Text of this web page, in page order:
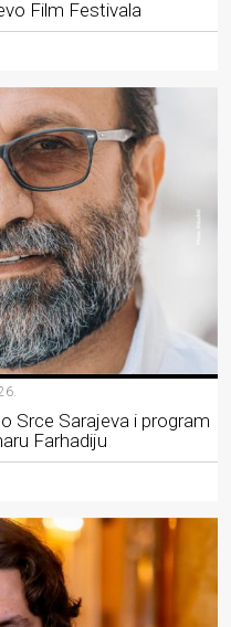
Film Festivala
Srce Sarajeva i program
Farhadiju